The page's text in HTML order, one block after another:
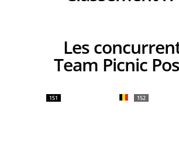
Les concurrentes
Team Picnic
151 152